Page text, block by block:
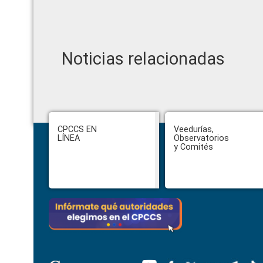
Noticias relacionadas
Footer
CPCCS EN
LÍNEA
Veedurías,
Observatorios
y Comités